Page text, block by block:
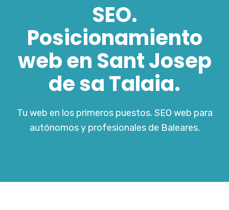
SEO.
Posicionamiento
web en Sant Josep
de sa Talaia.
Tu web en los primeros puestos. SEO web para
autónomos y profesionales de Baleares.